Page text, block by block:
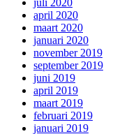
juli 2020
april 2020
maart 2020
januari 2020
november 2019
september 2019
juni 2019
april 2019
maart 2019
februari 2019
januari 2019